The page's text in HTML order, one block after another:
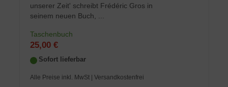
unserer Zeit' schreibt Frédéric Gros in
seinem neuen Buch, ...
Taschenbuch
25,00 €
Sofort lieferbar
Alle Preise inkl. MwSt | Versandkostenfrei